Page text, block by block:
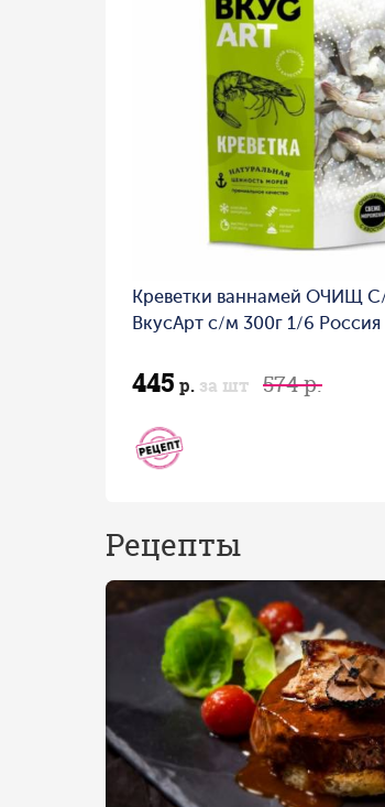
Креветки ваннамей ОЧИЩ
ВкусАрт с/м 300г 1/6 Россия
445 р. за шт 574 р.
Рецепты